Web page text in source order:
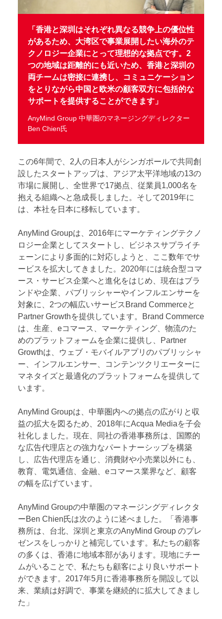
「香港と深圳はそれぞれ異なる競争上の優位性
があるため、大湾区で事業展開したい海外のテ
クノロジー企業にとって理想的な拠点です。2
つの地域は距離的にも近いため、香港と深圳の
両チームは密接に連携し、コミュニケーション
をとりながら中国と欧米の顧客双方に包括的な
サポートを提供することができます」
AnyMind Group 中華圏のマネージングディレクター
Ben Chien氏
この6年間で、2人の日本人がシンガポールで共同創
設したスタートアップは、アジア太平洋地域の13の
市場に展開し、全世界で17拠点、従業員1,000名を
抱える組織へと急成長しました。そして2019年に
は、本社を日本に移転しています。
AnyMind Groupは、2016年にマーケティングテクノ
ロジー企業としてスタートし、ビジネスサプライチ
ェーンにより多面的に対応しようと、ここ数年でサ
ービスを拡大してきました。2020年には統合型コマ
ース・サービス企業へと進化をはじめ、現在はブラ
ンドや企業、パブリッシャーやインフルエンサーを
対象に、2つの幅広いサービスBrand Commerceと
Partner Growthを提供しています。Brand Commerce
は、生産、eコマース、マーケティング、物流のた
めのプラットフォームを企業に提供し、Partner
Growthは、ウェブ・モバイルアプリのパブリッシャ
ー、インフルエンサー、コンテンツクリエーターに
マネタイズと最適化のプラットフォームを提供して
います。
AnyMind Groupは、中華圏内への拠点の広がりと収
益の拡大を図るため、2018年にAcqua Mediaを子会
社化しました。現在、同社の香港事務所は、国際的
な広告代理店との強力なパートナーシップを構築
し、広告代理店を通じ、消費財や小売業以外にも、
教育、電気通信、金融、eコマース業界など、顧客
の幅を広げています。
AnyMind Groupの中華圏のマネージングディレクタ
ーBen Chien氏は次のように述べました。「香港事
務所は、台北、深圳と東京のAnyMind Group のプレ
ゼンスをしっかりと補完しています。私たちの顧客
の多くは、香港に地域本部があります。現地にチー
ムがいることで、私たちも顧客により良いサポート
ができます。2017年5月に香港事務所を開設して以
来、業績は好調で、事業を継続的に拡大してきまし
た」